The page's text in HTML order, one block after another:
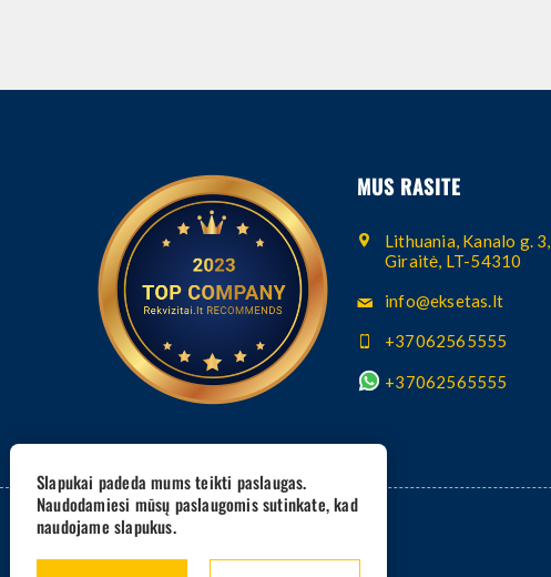
MUS RASITE
Lithuania, Kanalo g. 3,
Giraitė, LT-54310
info@eksetas.lt
+37062565555
+37062565555
Slapukai padeda mums teikti paslaugas.
Naudodamiesi mūsų paslaugomis sutinkate, kad
naudojame slapukus.